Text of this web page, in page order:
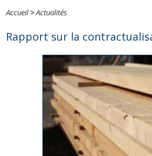
Accueil>Actualités
Rapport sur la